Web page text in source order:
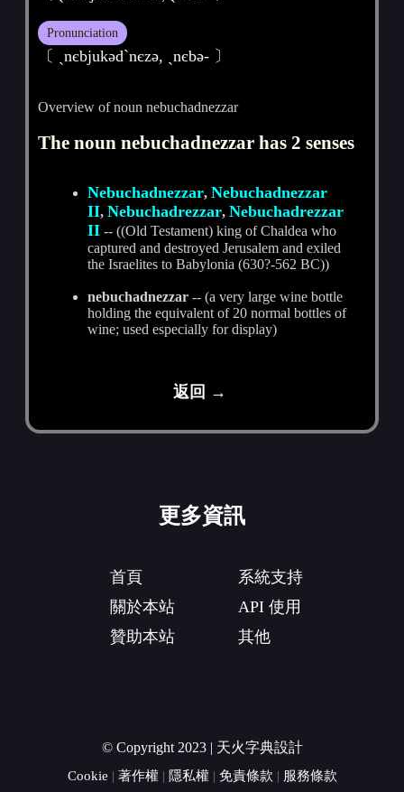
Pronunciation
〔 ˏnєbjukәdˋnєzә, ˏnєbә- 〕
Overview of noun nebuchadnezzar
The noun nebuchadnezzar has 2 senses
Nebuchadnezzar,Nebuchadnezzar
II,Nebuchadrezzar,Nebuchadrezzar
II -- ((Old Testament) king of Chaldea who
captured and destroyed Jerusalem and exiled
the Israelites to Babylonia (630?-562 BC))
nebuchadnezzar -- (a very large wine bottle
holding the equivalent of 20 normal bottles of
wine; used especially for display)
返回 →
更多資訊
首頁
關於本站
贊助本站
系統支持
API 使用
其他
© Copyright 2023 | 天火字典設計
Cookie | 著作權| 隱私權| 免責條款 | 服務條款